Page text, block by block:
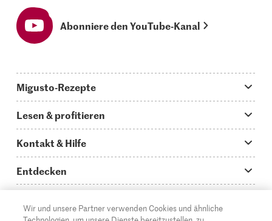
Abonniere den YouTube-Kanal
Migusto-Rezepte
Was koche ich heute?
Hauptgerichte
Schnelle & einfache Rezepte
Apéro & Fingerfood
Lesen & profitieren
Tipps & Tricks
Storys
How to-Videos
Glossar
Kontakt & Hilfe
Fragen zu Migusto
Infos zum Kochen mit Migusto
Kontakt
Entdecken
Supermarkt
Migros Online
DE FR IT
Wir und unsere Partner verwenden Cookies und ähnliche